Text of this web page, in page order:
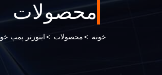
محصولات
خونه >محصولات >اینورتر پمپ